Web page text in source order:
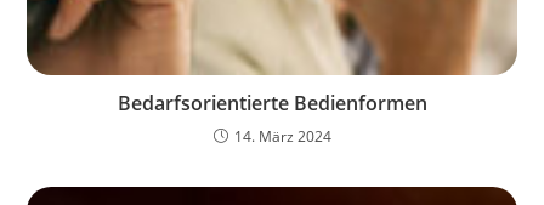
Bedarfsorientierte Bedienformen
14. März 2024